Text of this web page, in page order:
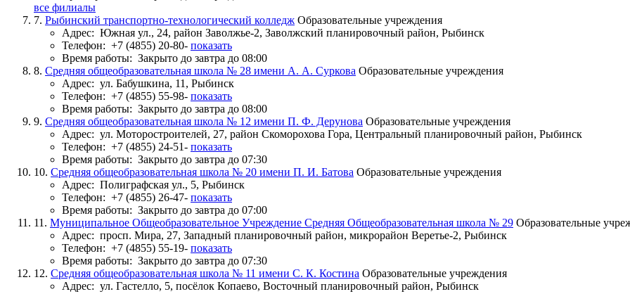
все филиалы
7. Рыбинский транспортно-технологический колледж Образовательные учреждения
Адрес: Южная ул., 24, район Заволжье-2, Заволжский планировочный район, Рыбинск
Телефон: +7 (4855) 20-80- показать
Время работы: Закрыто до завтра до 08:00
8. Средняя общеобразовательная школа № 28 имени А. А. Суркова Образовательные учреждения
Адрес: ул. Бабушкина, 11, Рыбинск
Телефон: +7 (4855) 55-98- показать
Время работы: Закрыто до завтра до 08:00
9. Средняя общеобразовательная школа № 12 имени П. Ф. Дерунова Образовательные учреждения
Адрес: ул. Моторостроителей, 27, район Скоморохова Гора, Центральный планировочный район, Рыбинск
Телефон: +7 (4855) 24-51- показать
Время работы: Закрыто до завтра до 07:30
10. Средняя общеобразовательная школа № 20 имени П. И. Батова Образовательные учреждения
Адрес: Полиграфская ул., 5, Рыбинск
Телефон: +7 (4855) 26-47- показать
Время работы: Закрыто до завтра до 07:00
11. Муниципальное Общеобразовательное Учреждение Средняя Общеобразовательная школа № 29 Образовательные
Адрес: просп. Мира, 27, Западный планировочный район, микрорайон Веретье-2, Рыбинск
Телефон: +7 (4855) 55-19- показать
Время работы: Закрыто до завтра до 07:30
12. Средняя общеобразовательная школа № 11 имени С. К. Костина Образовательные учреждения
Адрес: ул. Гастелло, 5, посёлок Копаево, Восточный планировочный район, Рыбинск